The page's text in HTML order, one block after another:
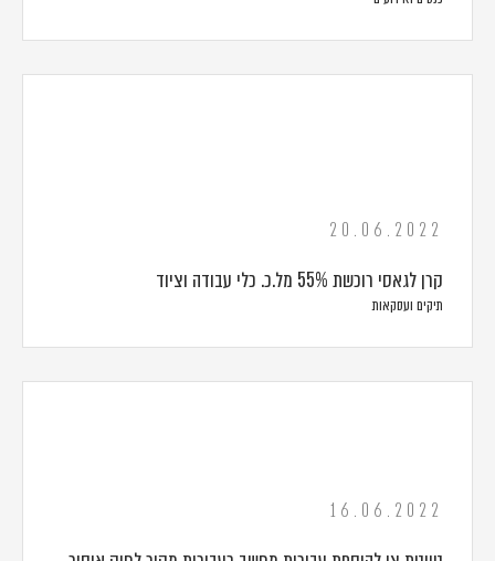
20.06.2022
קרן לגאסי רוכשת 55% מל.כ. כלי עבודה וציוד
תיקים ועסקאות
16.06.2022